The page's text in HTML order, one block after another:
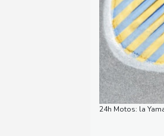
24h Motos: la